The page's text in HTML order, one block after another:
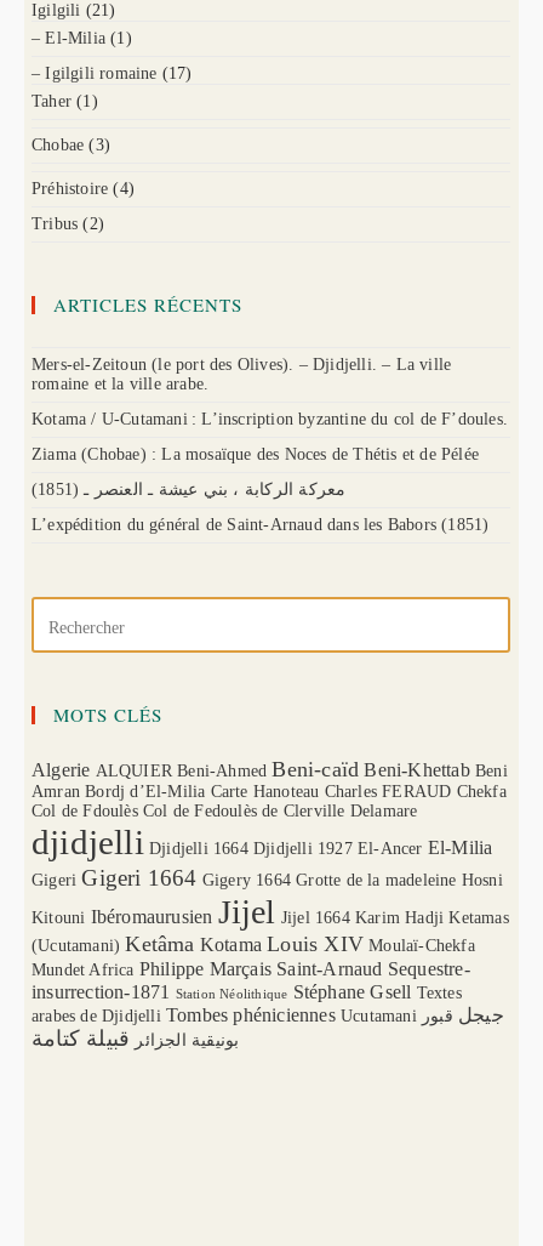
Igilgili (21)
– El-Milia (1)
– Igilgili romaine (17)
Taher (1)
Chobae (3)
Préhistoire (4)
Tribus (2)
ARTICLES RÉCENTS
Mers-el-Zeitoun (le port des Olives). – Djidjelli. – La ville
romaine et la ville arabe.
Kotama / U-Cutamani : L’inscription byzantine du col de F’doules.
Ziama (Chobae) : La mosaïque des Noces de Thétis et de Pélée
(1851) معركة الركابة ، بني عيشة ـ العنصر ـ
L’expédition du général de Saint-Arnaud dans les Babors (1851)
MOTS CLÉS
Algerie ALQUIER Beni-Ahmed Beni-caïd Beni-Khettab Beni
Amran Bordj d’El-Milia Carte Hanoteau Charles FERAUD Chekfa
Col de Fdoulès Col de Fedoulès de Clerville Delamare
djidjelli Djidjelli 1664 Djidjelli 1927 El-Ancer El-Milia
Gigeri Gigeri 1664 Gigery 1664 Grotte de la madeleine Hosni
Kitouni Ibéromaurusien Jijel Jijel 1664 Karim Hadji Ketamas
(Ucutamani) Ketâma Kotama Louis XIV Moulaï-Chekfa
Mundet Africa Philippe Marçais Saint-Arnaud Sequestre-
insurrection-1871
Station Néolithique Stéphane Gsell Textes
arabes de Djidjelli Tombes phéniciennes Ucutamani جيجل قبور
بونيقية الجزائر قبيلة كتامة